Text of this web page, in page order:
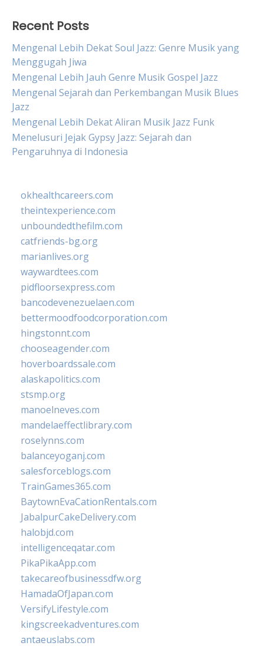
Recent Posts
Mengenal Lebih Dekat Soul Jazz: Genre Musik yang
Menggugah Jiwa
Mengenal Lebih Jauh Genre Musik Gospel Jazz
Mengenal Sejarah dan Perkembangan Musik Blues
Jazz
Mengenal Lebih Dekat Aliran Musik Jazz Funk
Menelusuri Jejak Gypsy Jazz: Sejarah dan
Pengaruhnya di Indonesia
okhealthcareers.com
theintexperience.com
unboundedthefilm.com
catfriends-bg.org
marianlives.org
waywardtees.com
pidfloorsexpress.com
bancodevenezuelaen.com
bettermoodfoodcorporation.com
hingstonnt.com
chooseagender.com
hoverboardssale.com
alaskapolitics.com
stsmp.org
manoelneves.com
mandelaeffectlibrary.com
roselynns.com
balanceyoganj.com
salesforceblogs.com
TrainGames365.com
BaytownEvaCationRentals.com
JabalpurCakeDelivery.com
halobjd.com
intelligenceqatar.com
PikaPikaApp.com
takecareofbusinessdfw.org
HamadaOfJapan.com
VersifyLifestyle.com
kingscreekadventures.com
antaeuslabs.com